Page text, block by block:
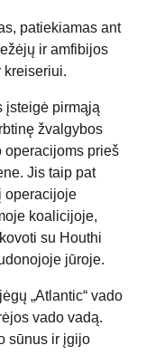
patiekiamas ant
ir amfibijos
kreiseriui.
įsteigė pirmąją
žvalgybos
operacijoms prieš
Jis taip pat
operacijoje
koalicijoje,
su Houthi
jūroje.
„Atlantic“ vado
vado vadą.
sūnus ir įgijo